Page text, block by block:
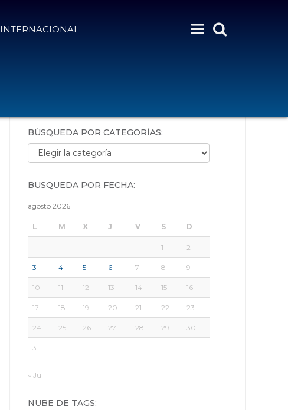
INTERNACIONAL
BÚSQUEDA POR CATEGORÍAS:
Búsqueda por categorías:
BÚSQUEDA POR FECHA:
agosto 2026
L M X J V S D
1 2
3 4 5 6 7 8 9
10 11 12 13 14 15 16
17 18 19 20 21 22 23
24 25 26 27 28 29 30
31
« Jul
NUBE DE TAGS: